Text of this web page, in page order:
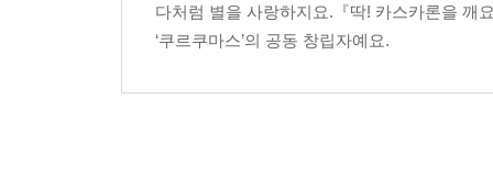
다처럼 별을 사랑하지요.『딱! 카스카론을 깨
‘쿠르쿠마스’의 공동 창립자예요.